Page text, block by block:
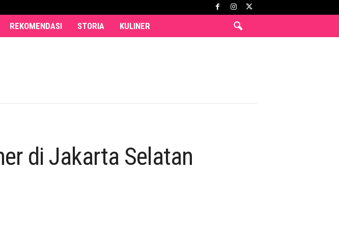
REKOMENDASI STORIA KULINER
di Jakarta Selatan